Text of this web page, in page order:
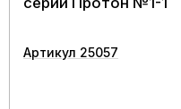
Артикул 25057